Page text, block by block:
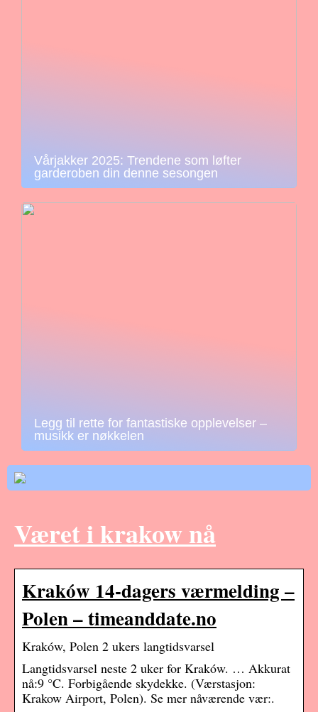
Vårjakker 2025: Trendene som løfter
garderoben din denne sesongen
Legg til rette for fantastiske opplevelser –
musikk er nøkkelen
Været i krakow nå
Kraków 14-dagers værmelding –
Polen – timeanddate.no
Kraków, Polen 2 ukers langtidsvarsel
Langtidsvarsel neste 2 uker for Kraków. … Akkurat
nå:9 °C. Forbigående skydekke. (Værstasjon:
Krakow Airport, Polen). Se mer nåværende vær:.